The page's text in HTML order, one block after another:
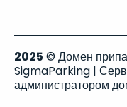
2025 © Домен
SigmaParking |
администратором